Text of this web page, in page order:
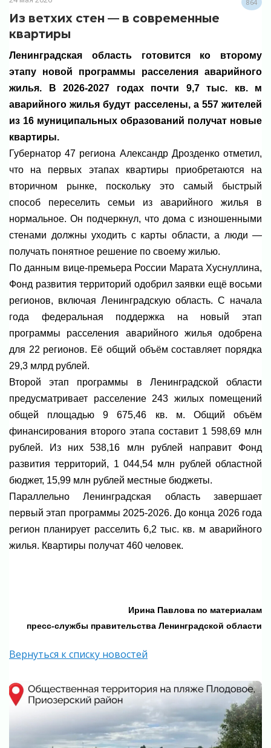
864
Из ветхих стен — в современные
квартиры
Ленинградская область готовится ко второму
этапу новой программы расселения аварийного
жилья. В 2026-2027 годах почти 9,7 тыс. кв. м
аварийного жилья будут расселены, а 557 жителей
из 16 муниципальных образований получат новые
квартиры.
Губернатор 47 региона Александр Дрозденко отметил,
что на первых этапах квартиры приобретаются на
вторичном рынке, поскольку это самый быстрый
способ переселить семьи из аварийного жилья в
нормальное. Он подчеркнул, что дома с изношенными
стенами должны уходить с карты области, а люди —
получать понятное решение по своему жилью.
По данным вице-премьера России Марата Хуснуллина,
Фонд развития территорий одобрил заявки ещё восьми
регионов, включая Ленинградскую область. С начала
года федеральная поддержка на новый этап
программы расселения аварийного жилья одобрена
для 22 регионов. Её общий объём составляет порядка
29,3 млрд рублей.
Второй этап программы в Ленинградской области
предусматривает расселение 243 жилых помещений
общей площадью 9 675,46 кв. м. Общий объём
финансирования второго этапа составит 1 598,69 млн
рублей. Из них 538,16 млн рублей направит Фонд
развития территорий, 1 044,54 млн рублей областной
бюджет, 15,99 млн рублей местные бюджеты.
Параллельно Ленинградская область завершает
первый этап программы 2025-2026. До конца 2026 года
регион планирует расселить 6,2 тыс. кв. м аварийного
жилья. Квартиры получат 460 человек.
Ирина Павлова по материалам
пресс-службы правительства Ленинградской области
Вернуться к списку новостей